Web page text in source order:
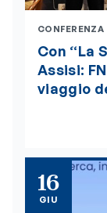
CONFERENZA
Con “La
Assisi:
viaggio
16
GIU